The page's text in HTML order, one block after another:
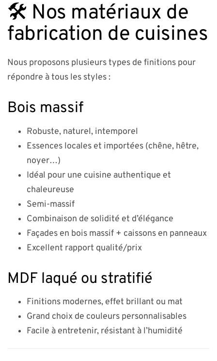
🛠️ Nos matériaux de
fabrication de cuisines
Nous proposons plusieurs types de finitions pour
répondre à tous les styles :
Bois massif
Robuste, naturel, intemporel
Essences locales et importées (chêne, hêtre,
noyer…)
Idéal pour une cuisine authentique et
chaleureuse
Semi-massif
Combinaison de solidité et d’élégance
Façades en bois massif + caissons en panneaux
Excellent rapport qualité/prix
MDF laqué ou stratifié
Finitions modernes, effet brillant ou mat
Grand choix de couleurs personnalisables
Facile à entretenir, résistant à l’humidité